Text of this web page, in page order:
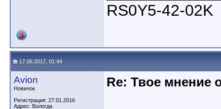
RS0Y5-42-02K
17.06.2017, 01:44
Avion
Новичок
Регистрация: 27.01.2016
Адрес: Вологда
Re: Твое мнение